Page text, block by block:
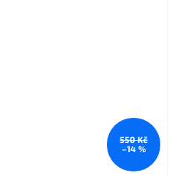
550 Kč
–14 %